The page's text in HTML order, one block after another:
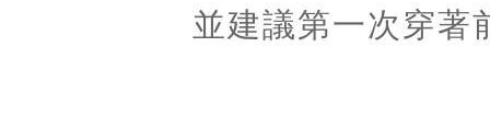
並建議第一次穿著